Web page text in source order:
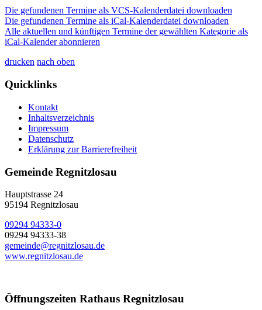
Die gefundenen Termine als VCS-Kalenderdatei downloaden
Die gefundenen Termine als iCal-Kalenderdatei downloaden
Alle aktuellen und künftigen Termine der gewählten Kategorie als
iCal-Kalender abonnieren
drucken nach oben
Quicklinks
Kontakt
Inhaltsverzeichnis
Impressum
Datenschutz
Erklärung zur Barrierefreiheit
Gemeinde Regnitzlosau
Hauptstrasse 24
95194 Regnitzlosau
09294 94333-0
09294 94333-38
gemeinde@regnitzlosau.de
www.regnitzlosau.de
Öffnungszeiten Rathaus Regnitzlosau